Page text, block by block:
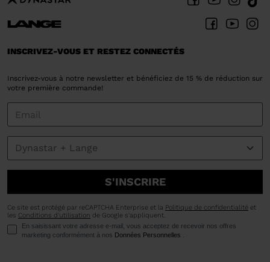
INSCRIVEZ-VOUS ET RESTEZ CONNECTÉS
Inscrivez-vous à notre newsletter et bénéficiez de 15 % de réduction sur
votre première commande!
S'INSCRIRE
Ce site est protégé par reCAPTCHA Enterprise et la Politique de confidentialité et
les Conditions d'utilisation de Google s'appliquent.
En saisissant votre adresse e-mail, vous acceptez de recevoir nos offres
marketing conformément à nos Données Personnelles .